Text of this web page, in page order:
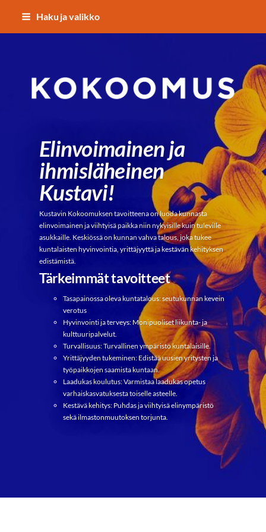
Siirry
sisältöön
Haku ja valikko
Kustavin Kokoomus r.y.
Elinvoimainen ja
ihmisläheinen
Kustavi!
Kustavin Kokoomuksen tavoitteena on luoda kunnasta
elinvoimainen ja viihtyisä paikka niin nykyisille kuin tuleville
asukkaille. Keskiössä on kunnan vahva talous, joka tukee
kuntalaisten hyvinvointia, yrittäjyyttä ja kestävän kehityksen
edistämistä.
Tärkeimmät tavoitteet
Tasapainossa oleva kuntatalous: seutukunnan kevein
verotus
Hyvinvointi ja terveys: Monipuoliset liikunta- ja
kulttuuripalvelut.
Turvallisuus: Turvallinen ympäristö kuntalaisille.
Yrittäjyyden tukeminen: Edistää uusien yritysten ja
työpaikkojen saamista kuntaan.
Laadukas koulutus: Varmistaa laadukas opetus
varhaiskasvatuksesta toiselle asteelle.
Kestävä kehitys: Puhdas ja viihtyisä elinympäristö
sekä ilmastonmuutoksen torjunta.